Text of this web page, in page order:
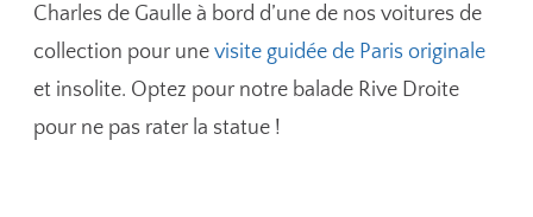
Charles de Gaulle à bord d’une de nos voitures de
collection pour unevisite guidée de Paris originale
et insolite. Optez pour notre balade Rive Droite
pour ne pas rater la statue !